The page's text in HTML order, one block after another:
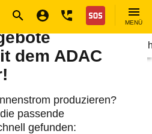
Nothilfe
MENÜ
Energie ADAC Solar.
berechnen
dem ADAC
produzieren?
passende
gefunden: